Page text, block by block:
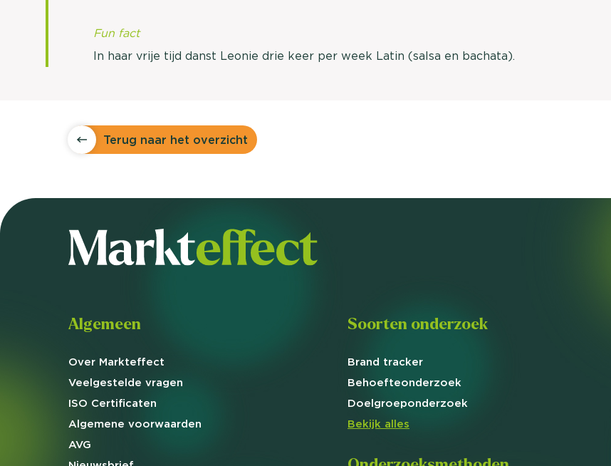
Fun fact
In haar vrije tijd danst Leonie drie keer per week Latin (salsa en bachata).
Terug naar het overzicht
Algemeen
Over Markteffect
Veelgestelde vragen
ISO Certificaten
Algemene voorwaarden
AVG
Soorten onderzoek
Brand tracker
Behoefteonderzoek
Doelgroeponderzoek
Bekijk alles